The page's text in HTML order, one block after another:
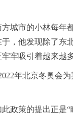
城市的小林每
，他发现除了
牢吸引着越来越
年北京冬奥会
政策的提出正是